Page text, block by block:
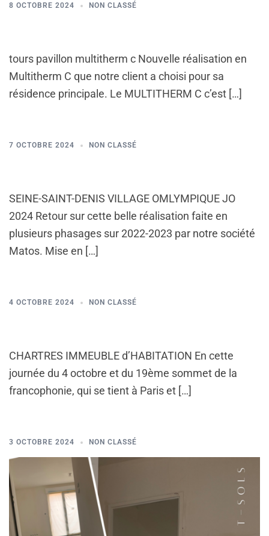
8 OCTOBRE 2024 NON CLASSÉ
tours pavillon multitherm c Nouvelle réalisation en
Multitherm C que notre client a choisi pour sa
résidence principale. Le MULTITHERM C c’est […]
7 OCTOBRE 2024 NON CLASSÉ
SEINE-SAINT-DENIS VILLAGE OMLYMPIQUE JO
2024 Retour sur cette belle réalisation faite en
plusieurs phasages sur 2022-2023 par notre société
Matos. Mise en […]
4 OCTOBRE 2024 NON CLASSÉ
CHARTRES IMMEUBLE d’HABITATION En cette
journée du 4 octobre et du 19ème sommet de la
francophonie, qui se tient à Paris et […]
3 OCTOBRE 2024 NON CLASSÉ